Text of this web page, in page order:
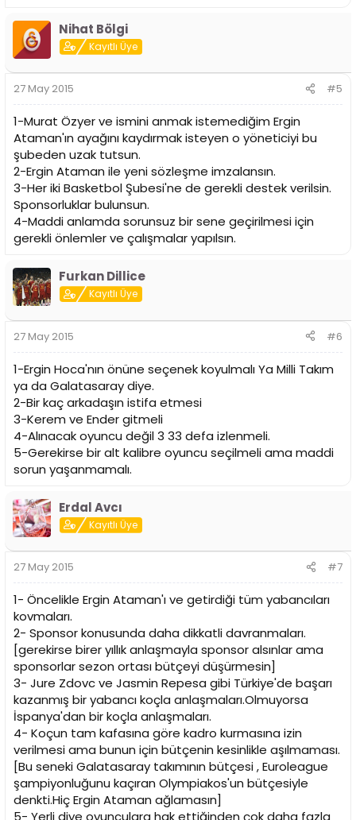
Nihat Bölgi
Kayıtlı Üye
27 May 2015 #5
1-Murat Özyer ve ismini anmak istemediğim Ergin
Ataman'ın ayağını kaydırmak isteyen o yöneticiyi bu
şubeden uzak tutsun.
2-Ergin Ataman ile yeni sözleşme imzalansın.
3-Her iki Basketbol Şubesi'ne de gerekli destek verilsin.
Sponsorluklar bulunsun.
4-Maddi anlamda sorunsuz bir sene geçirilmesi için
gerekli önlemler ve çalışmalar yapılsın.
Furkan Dillice
Kayıtlı Üye
27 May 2015 #6
1-Ergin Hoca'nın önüne seçenek koyulmalı Ya Milli Takım
ya da Galatasaray diye.
2-Bir kaç arkadaşın istifa etmesi
3-Kerem ve Ender gitmeli
4-Alınacak oyuncu değil 3 33 defa izlenmeli.
5-Gerekirse bir alt kalibre oyuncu seçilmeli ama maddi
sorun yaşanmamalı.
Erdal Avcı
Kayıtlı Üye
27 May 2015 #7
1- Öncelikle Ergin Ataman'ı ve getirdiği tüm yabancıları
kovmaları.
2- Sponsor konusunda daha dikkatli davranmaları.
[gerekirse birer yıllık anlaşmayla sponsor alsınlar ama
sponsorlar sezon ortası bütçeyi düşürmesin]
3- Jure Zdovc ve Jasmin Repesa gibi Türkiye'de başarı
kazanmış bir yabancı koçla anlaşmaları.Olmuyorsa
İspanya'dan bir koçla anlaşmaları.
4- Koçun tam kafasına göre kadro kurmasına izin
verilmesi ama bunun için bütçenin kesinlikle aşılmaması.
[Bu seneki Galatasaray takımının bütçesi , Euroleague
şampiyonluğunu kaçıran Olympiakos'un bütçesiyle
denkti.Hiç Ergin Ataman ağlamasın]